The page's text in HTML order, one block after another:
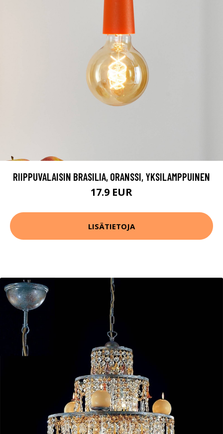
RIIPPUVALAISIN BRASILIA, ORANSSI, YKSILAMPPUINEN
17.9 EUR
LISÄTIETOJA